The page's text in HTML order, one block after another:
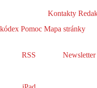
Kontakty
kódex Pomoc Mapa stránky
RSS Newsletter